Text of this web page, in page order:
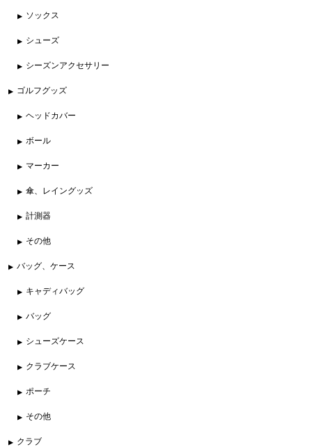
ソックス
シューズ
シーズンアクセサリー
ゴルフグッズ
ヘッドカバー
ボール
マーカー
傘、レイングッズ
計測器
その他
バッグ、ケース
キャディバッグ
バッグ
シューズケース
クラブケース
ポーチ
その他
クラブ